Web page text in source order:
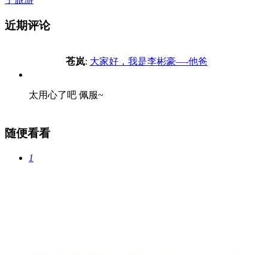
近期评论
苍岚: 大家好，我是李彬豪—-他爸
太用心了吧 佩服~
随便看看
1